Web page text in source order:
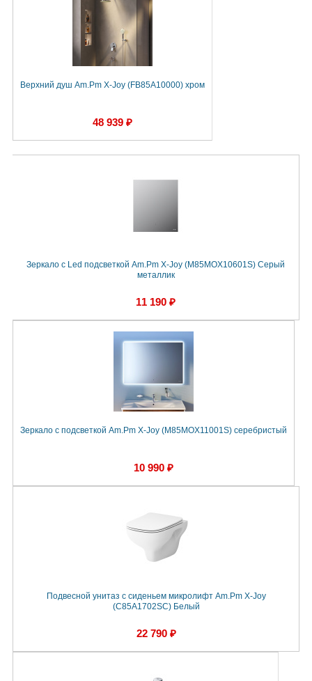
Верхний душ Am.Pm X-Joy (FB85A10000) хром
48 939 ₽
Зеркало с Led подсветкой Am.Pm X-Joy (M85MOX10601S) Серый
металлик
11 190 ₽
Зеркало с подсветкой Am.Pm X-Joy (M85MOX11001S) серебристый
10 990 ₽
Подвесной унитаз с сиденьем микролифт Am.Pm X-Joy
(C85A1702SC) Белый
22 790 ₽